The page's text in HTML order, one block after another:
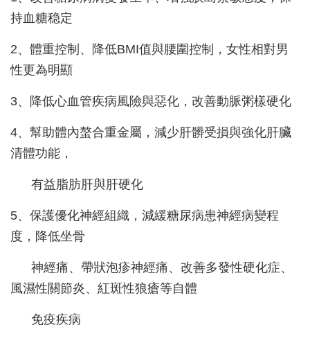
持血糖稳定
2、體重控制、降低BMI值與腰圍控制，女性相對男
性更為明顯
3、降低心血管疾病風險與惡化，改善動脈粥樣硬化
4、幫助體內螯合重金屬，減少肝髒受損與強化肝臟
清體功能，
有益脂肪肝與肝硬化
5、保護優化神經組織，減緩糖尿病患神經病變程
度，降低坐骨
神經痛、帶狀泡疹神經痛、改善多發性硬化症、
風濕性關節炎、紅斑性狼瘡等自體
免疫疾病